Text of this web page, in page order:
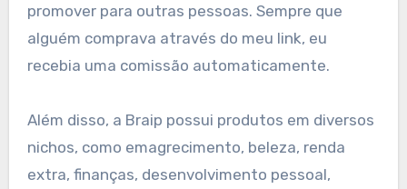
promover para outras pessoas. Sempre que
alguém comprava através do meu link, eu
recebia uma comissão automaticamente.
Além disso, a Braip possui produtos em diversos
nichos, como emagrecimento, beleza, renda
extra, finanças, desenvolvimento pessoal,